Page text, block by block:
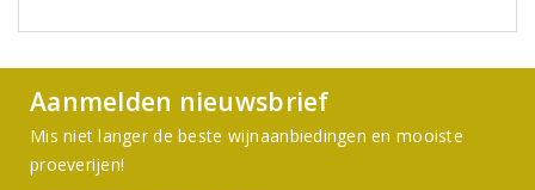
Aanmelden nieuwsbrief
Mis niet langer de beste wijnaanbiedingen en mooiste
proeverijen!